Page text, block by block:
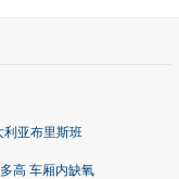
利亚布里斯班
高 车厢内缺氧